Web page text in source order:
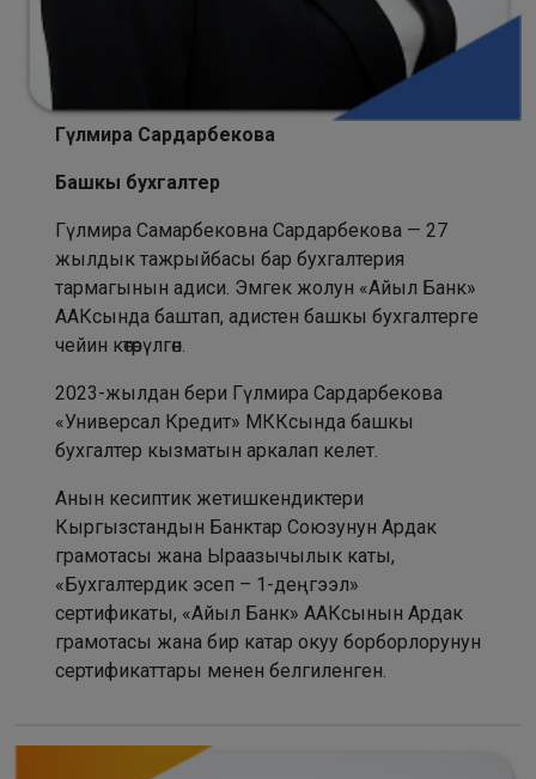
Гүлмира Сардарбекова
Башкы бухгалтер
Гүлмира Самарбековна Сардарбекова — 27
жылдык тажрыйбасы бар бухгалтерия
тармагынын адиси. Эмгек жолун «Айыл Банк»
ААКсында баштап, адистен башкы бухгалтерге
чейин көтөрүлгөн.
2023-жылдан бери Гүлмира Сардарбекова
«Универсал Кредит» МККсында башкы
бухгалтер кызматын аркалап келет.
Анын кесиптик жетишкендиктери
Кыргызстандын Банктар Союзунун Ардак
грамотасы жана Ыраазычылык каты,
«Бухгалтердик эсеп – 1-деңгээл»
сертификаты, «Айыл Банк» ААКсынын Ардак
грамотасы жана бир катар окуу борборлорунун
сертификаттары менен белгиленген.